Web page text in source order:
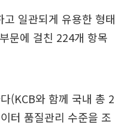
일관되게 유용한 형태
문에 걸친 224개 항목
(KCB와 함께 국내 총 2
터 품질관리 수준을 조